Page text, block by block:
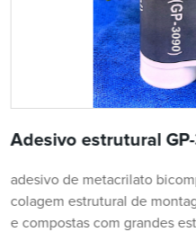
Adesivo estrutural
adesivo de metacrilato
colagem estrutural de
e compostas com grandes